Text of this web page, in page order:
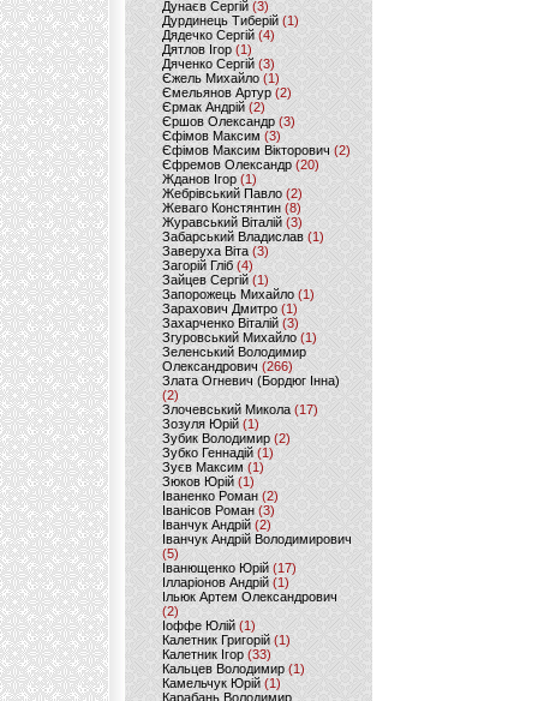
Дунаєв Сергій(3)
Дурдинець Тиберій (1)
Дядечко Сергій (4)
Дятлов Ігор (1)
Дяченко Сергій (3)
Єжель Михайло (1)
Ємельянов Артур (2)
Єрмак Андрій (2)
Єршов Олександр (3)
Єфімов Максим (3)
Єфімов Максим Вікторович (2)
Єфремов Олександр (20)
Жданов Ігор (1)
Жебрівський Павло (2)
Жеваго Констянтин (8)
Журавський Віталій (3)
Забарський Владислав (1)
Заверуха Віта (3)
Загорій Гліб (4)
Зайцев Сергій(1)
Запорожець Михайло (1)
Зарахович Дмитро (1)
Захарченко Віталій (3)
Згуровський Михайло (1)
Зеленський Володимир
Олександрович (266)
Злата Огневич (Бордюг Інна)
(2)
Злочевський Микола(17)
Зозуля Юрій (1)
Зубик Володимир (2)
Зубко Геннадій (1)
Зуєв Максим(1)
Зюков Юрій (1)
Іваненко Роман (2)
Іванісов Роман (3)
Іванчук Андрій(2)
Іванчук Андрій Володимирович
(5)
Іванющенко Юрій (17)
Ілларіонов Андрій (1)
Ільюк Артем Олександрович
(2)
Іоффе Юлій (1)
Калетник Григорій(1)
Калетник Ігор (33)
Кальцев Володимир(1)
Камельчук Юрій (1)
Карабань Володимир